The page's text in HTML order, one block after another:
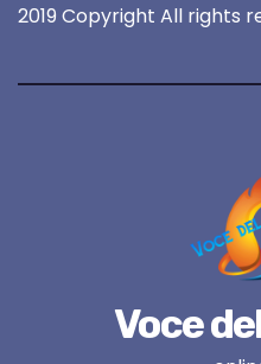
2019 Copyright All rights
Voce